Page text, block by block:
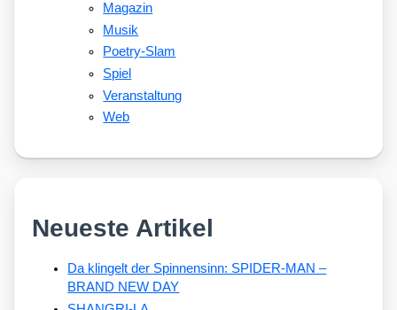
Magazin
Musik
Poetry-Slam
Spiel
Veranstaltung
Web
Neueste Artikel
Da klingelt der Spinnensinn: SPIDER-MAN –
BRAND NEW DAY